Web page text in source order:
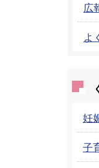
広
よ
妊
子